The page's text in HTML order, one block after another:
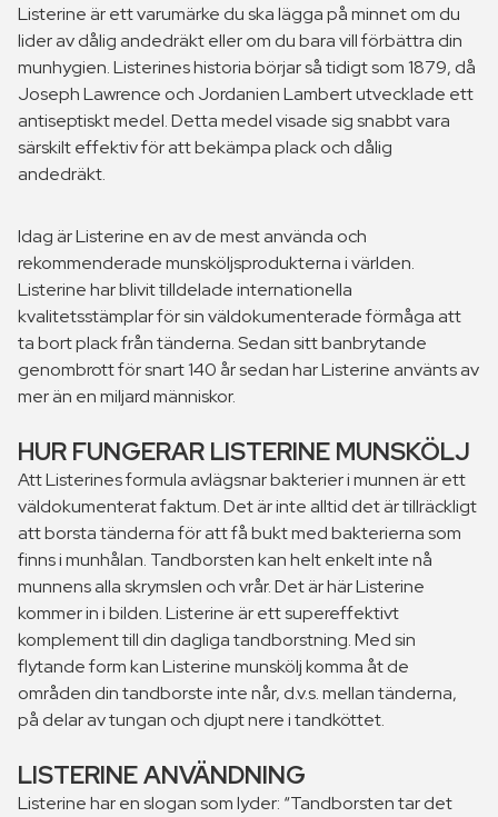
Listerine är ett varumärke du ska lägga på minnet om du
lider av dålig andedräkt eller om du bara vill förbättra din
munhygien. Listerines historia börjar så tidigt som 1879, då
Joseph Lawrence och Jordanien Lambert utvecklade ett
antiseptiskt medel. Detta medel visade sig snabbt vara
särskilt effektiv för att bekämpa plack och dålig
andedräkt.
Idag är Listerine en av de mest använda och
rekommenderade munsköljsprodukterna i världen.
Listerine har blivit tilldelade internationella
kvalitetsstämplar för sin väldokumenterade förmåga att
ta bort plack från tänderna. Sedan sitt banbrytande
genombrott för snart 140 år sedan har Listerine använts av
mer än en miljard människor.
HUR FUNGERAR LISTERINE MUNSKÖLJ
Att Listerines formula avlägsnar bakterier i munnen är ett
väldokumenterat faktum. Det är inte alltid det är tillräckligt
att borsta tänderna för att få bukt med bakterierna som
finns i munhålan. Tandborsten kan helt enkelt inte nå
munnens alla skrymslen och vrår. Det är här Listerine
kommer in i bilden. Listerine är ett supereffektivt
komplement till din dagliga tandborstning. Med sin
flytande form kan Listerine munskölj komma åt de
områden din tandborste inte når, d.v.s. mellan tänderna,
på delar av tungan och djupt nere i tandköttet.
LISTERINE ANVÄNDNING
Listerine har en slogan som lyder: “Tandborsten tar det